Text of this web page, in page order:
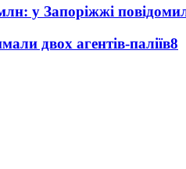
у Запоріжжі
двох агентів-паліїв8